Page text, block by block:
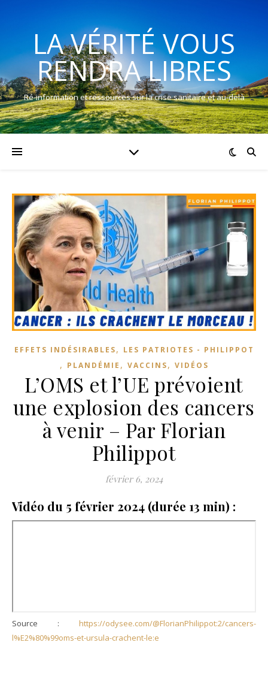
LA VÉRITÉ VOUS
RENDRA LIBRES
Ré-information et ressources sur la crise sanitaire et au-delà
EFFETS INDÉSIRABLES, LES PATRIOTES - PHILIPPOT
, PLANDÉMIE , VACCINS, VIDÉOS
L’OMS et l’UE prévoient
une explosion des cancers
à venir – Par Florian
Philippot
février 6, 2024
Vidéo du 5 février 2024 (durée 13 min) :
Source : https://odysee.com/@FlorianPhilippot:2/cancers-
l%E2%80%99oms-et-ursula-crachent-le:e